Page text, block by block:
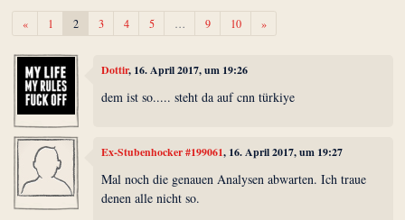
«Zurück1 2 3 4 5 … 9 10 »Weiter
Dottir, 16. April 2017, um 19:26
dem ist so..... steht da auf cnn türkiye
Ex-Stubenhocker #199061, 16. April 2017, um 19:27
Mal noch die genauen Analysen abwarten. Ich traue
denen alle nicht so.